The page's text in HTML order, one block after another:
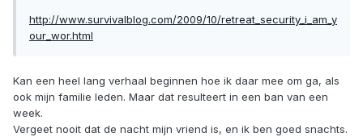
http://www.survivalblog.com/2009/10/retreat_security_i_am_y
our_wor.html
Kan een heel lang verhaal beginnen hoe ik daar mee om ga, als
ook mijn familie leden. Maar dat resulteert in een ban van een
week.
Vergeet nooit dat de nacht mijn vriend is, en ik ben goed snachts.